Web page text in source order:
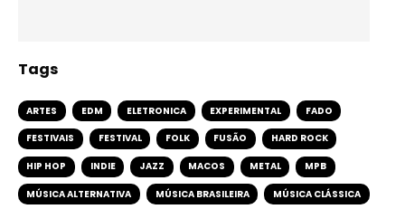
Tags
ARTES EDM ELETRONICA EXPERIMENTAL FADO
FESTIVAIS FESTIVAL FOLK FUSÃO HARD ROCK
HIP HOP INDIE JAZZ MACOS METAL MPB
MÚSICA ALTERNATIVA MÚSICA BRASILEIRA MÚSICA CLÁSSICA